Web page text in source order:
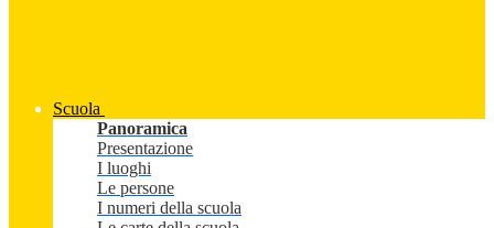
Scuola
Panoramica
Presentazione
I luoghi
Le persone
I numeri della scuola